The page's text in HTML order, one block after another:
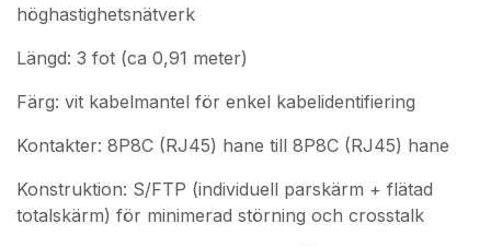
höghastighetsnätverk
Längd: 3 fot (ca 0,91 meter)
Färg: vit kabelmantel för enkel kabelidentifiering
Kontakter: 8P8C (RJ45) hane till 8P8C (RJ45) hane
Konstruktion: S/FTP (individuell parskärm + flätad
totalskärm) för minimerad störning och crosstalk